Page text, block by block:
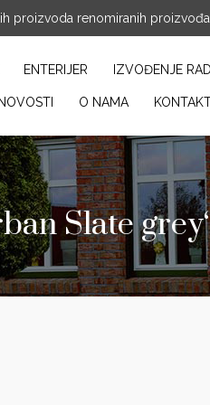
proizvoda renomiranih
ENTERIJER IZVOĐENJE
NOVOSTI O NAMA
Slate